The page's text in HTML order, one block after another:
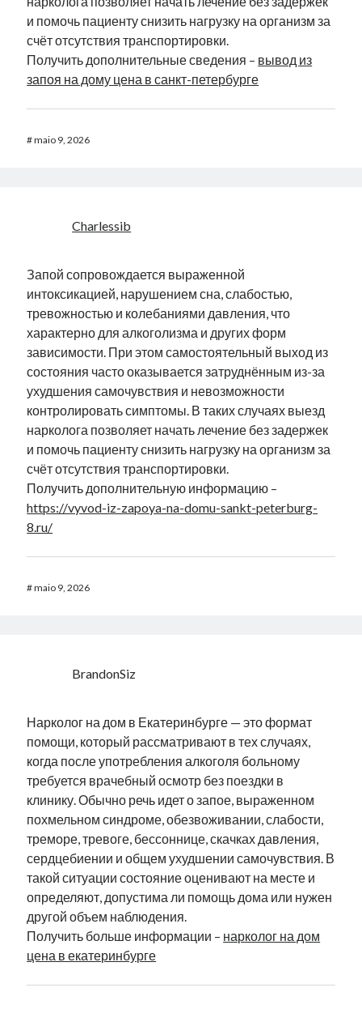
и помочь пациенту снизить нагрузку на организм за
счёт отсутствия транспортировки.
Получить дополнительные сведения – вывод из
запоя на дому цена в санкт-петербурге
#maio 9, 2026
Charlessib
Запой сопровождается выраженной
интоксикацией, нарушением сна, слабостью,
тревожностью и колебаниями давления, что
характерно для алкоголизма и других форм
зависимости. При этом самостоятельный выход из
состояния часто оказывается затруднённым из-за
ухудшения самочувствия и невозможности
контролировать симптомы. В таких случаях выезд
нарколога позволяет начать лечение без задержек
и помочь пациенту снизить нагрузку на организм за
счёт отсутствия транспортировки.
Получить дополнительную информацию –
https://vyvod-iz-zapoya-na-domu-sankt-peterburg-
8.ru/
#maio 9, 2026
BrandonSiz
Нарколог на дом в Екатеринбурге — это формат
помощи, который рассматривают в тех случаях,
когда после употребления алкоголя больному
требуется врачебный осмотр без поездки в
клинику. Обычно речь идет о запое, выраженном
похмельном синдроме, обезвоживании, слабости,
треморе, тревоге, бессоннице, скачках давления,
сердцебиении и общем ухудшении самочувствия. В
такой ситуации состояние оценивают на месте и
определяют, допустима ли помощь дома или нужен
другой объем наблюдения.
Получить больше информации – нарколог на дом
цена в екатеринбурге